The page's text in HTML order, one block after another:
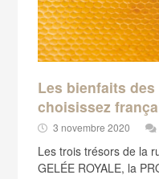
Les bienfaits
choisissez
3 novembre 2020
Les trois trésors de la
GELÉE ROYALE, la